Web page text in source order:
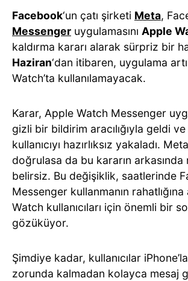
Facebook‘un çatı şirketi Meta,
Messenger uygulamasını Apple
kaldırma kararı alarak sürpriz bir
Haziran‘dan itibaren, uygulama
Watch’ta kullanılamayacak.
Karar, Apple Watch Messenger
gizli bir bildirim aracılığıyla geldi
kullanıcıyı hazırlıksız yakaladı.
doğrulasa da bu kararın arkasında
belirsiz. Bu değişiklik, saatlerinde
Messenger kullanmanın rahatlığına
Watch kullanıcıları için önemli bir
gözüküyor.
Şimdiye kadar, kullanıcılar
zorunda kalmadan kolayca mesaj